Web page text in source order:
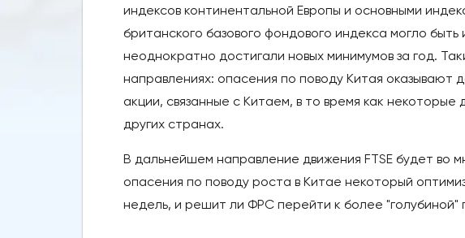
индексов континентальной Европы и основными
британского базового фондового индекса могло быть
неоднократно достигали новых минимумов за год.
направлениях: опасения по поводу Китая
акции, связанные с Китаем, в то время как
других странах.
В дальнейшем направление движения FTSE будет во
опасения по поводу роста в Китае некоторый
недель, и решит ли ФРС перейти к более "голубиной"